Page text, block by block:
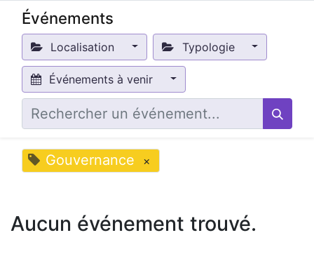
Événements
Localisation Typologie
Événements à venir
Gouvernance ×
Aucun événement trouvé.